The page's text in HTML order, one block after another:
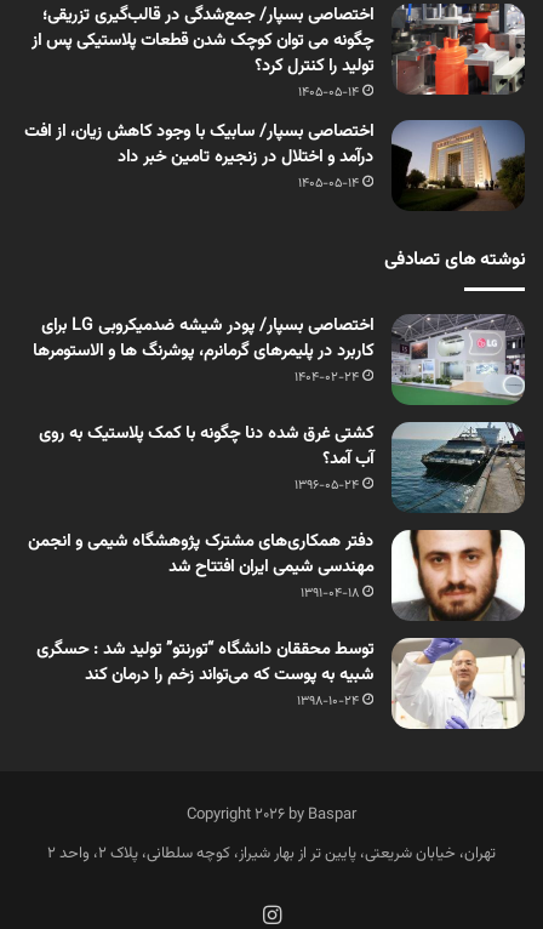
اختصاصی بسپار/ جمع‌شدگی در قالب‌گیری تزریقی؛
چگونه می توان کوچک شدن قطعات پلاستیکی پس از
تولید را کنترل کرد؟
1405-05-14
اختصاصی بسپار/ سابیک با وجود کاهش زیان، از افت
درآمد و اختلال در زنجیره تامین خبر داد
1405-05-14
نوشته های تصادفی
اختصاصی بسپار/ پودر شیشه ضدمیکروبی LG برای
کاربرد در پلیمرهای گرمانرم، پوشرنگ ها و الاستومرها
1404-02-24
کشتی غرق شده دنا چگونه با کمک پلاستیک به روی
آب آمد؟
1396-05-24
دفتر همکاری‌های مشترک پژوهشگاه شیمی و انجمن
مهندسی شیمی ایران افتتاح شد
1391-04-18
توسط محققان دانشگاه “تورنتو” تولید شد : حسگری
شبیه به پوست که می‌تواند زخم را درمان کند
1398-10-24
Copyright 2026 by Baspar
تهران، خیابان شریعتی، پایین تر از بهار شیراز، کوچه سلطانی، پلاک 2، واحد 2